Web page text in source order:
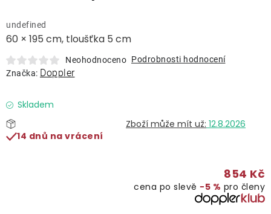
60 × 195 cm, tloušťka 5 cm
undefined
Neohodnoceno Podrobnosti hodnocení
Značka: Doppler
Skladem
12.8.2026
14 dnů na vrácení
854 Kč
cena po slevě −5 % pro členy